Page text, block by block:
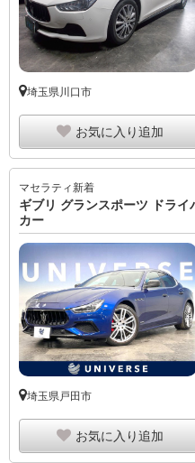
埼玉県川口市
お気に入り追加
マセラティ新着
ギブリ グランスポーツ ドラ
カー
埼玉県戸田市
お気に入り追加